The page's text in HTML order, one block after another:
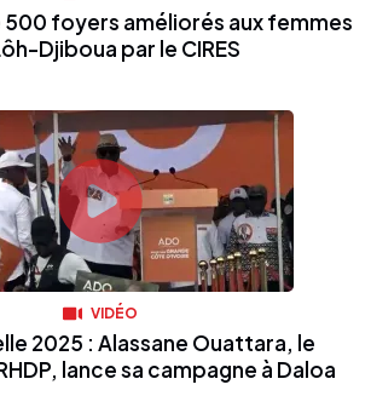
foyers améliorés aux femmes
Djiboua par le CIRES
VIDÉO
2025 : Alassane Ouattara, le
lance sa campagne à Daloa